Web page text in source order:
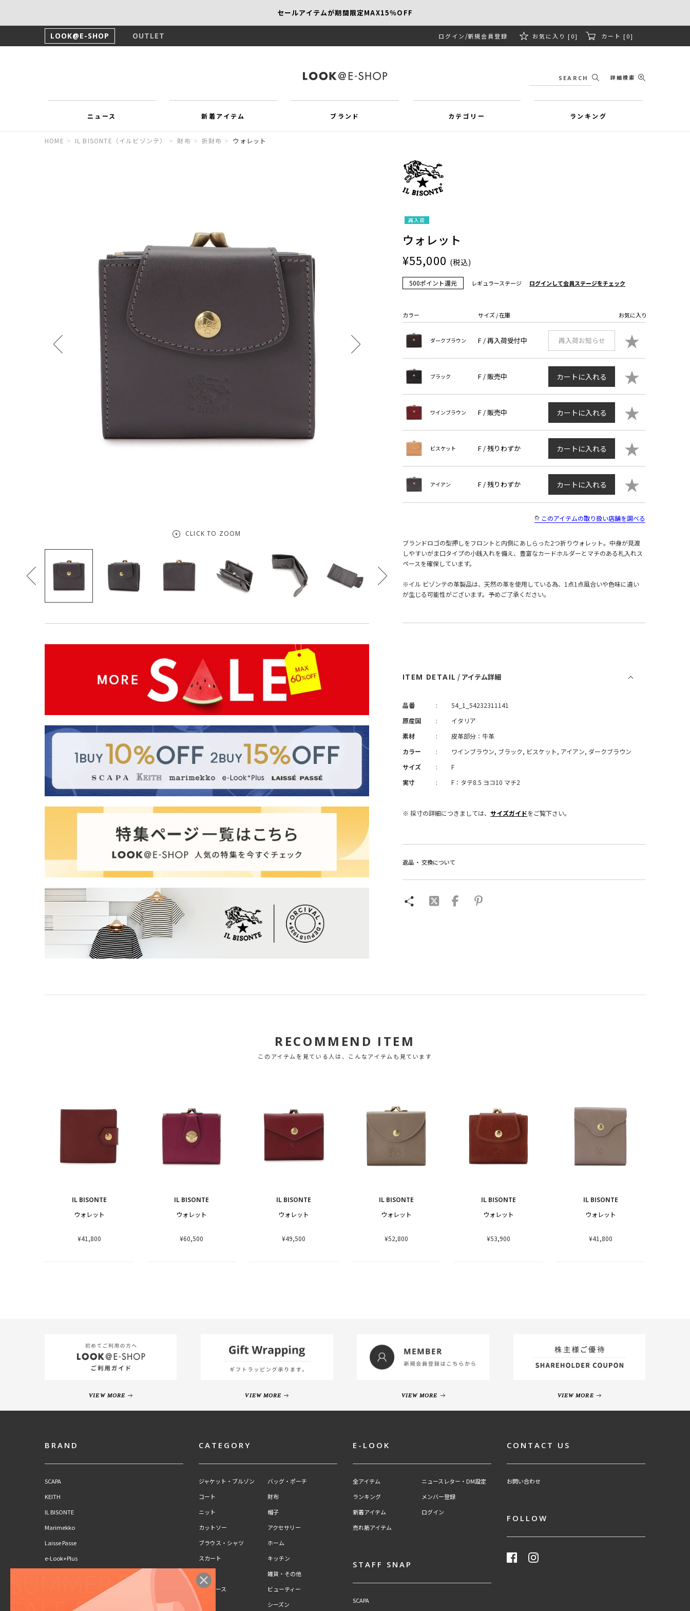
セールアイテムが期間限定MAX15％OFF
LOOK@E-SHOP OUTLET ログイン 新規会員登録 お気に入り [0] カート [0]
詳細検索
ニュース 新着アイテム ブランド カテゴリー ランキング
HOME > IL BISONTE（イルビゾンテ） > 財布 > 折財布 > ウォレット
CLICK TO ZOOM
再入荷
ウォレット
¥55,000 (税込)
500ポイント還元 レギュラーステージ ログインして会員ステージをチェック
カラー サイズ / 在庫 お気に入り
ダークブラウン F /再入荷受付中 再入荷お知らせ ★
ブラック F / 販売中 カートに入れる ★
ワインブラウン F / 販売中 カートに入れる ★
ビスケット F /残りわずか カートに入れる ★
アイアン F /残りわずか カートに入れる ★
このアイテムの取り扱い店舗を調べる
ブランドロゴの型押しをフロントと内側にあしらった2つ折りウォレット。中身が見渡
しやすいがま口タイプの小銭入れを備え、豊富なカードホルダーとマチのある札入れス
ペースを確保しています。
※イル ビゾンテの革製品は、天然の革を使用している為、1点1点風合いや色味に違い
が生じる可能性がございます。予めご了承ください。
ITEM DETAIL / アイテム詳細
品番 :
54_1_54232311141
原産国
:
イタリア
素材
:
皮革部分：牛革
カラー
:
ワインブラウン, ブラック, ビスケット, アイアン, ダークブラウン
サイズ
:
F
実寸
: F：タテ8.5 ヨコ10 マチ2
※ 採寸の詳細につきましては、サイズガイドをご覧下さい。
返品 ・ 交換について
RECOMMEND ITEM
このアイテムを見ている人は、こんなアイテムも見ています
IL BISONTE
ウォレット
¥41,800
IL BISONTE
ウォレット
¥60,500
IL BISONTE
ウォレット
¥49,500
IL BISONTE
ウォレット
¥52,800
IL BISONTE
ウォレット
¥53,900
IL BISONTE
ウォレット
¥41,800
VIEW MORE VIEW MORE VIEW MORE VIEW MORE
BRAND
SCAPA
KEITH
IL BISONTE
Marimekko
Laisse Passe
e-Look+Plus
KEITH Lサイズ
CATEGORY
ジャケット・ブルゾン
コート
ニット
カットソー
ブラウス・シャツ
スカート
パンツ
ワンピース
キッズ
バッグ・ポーチ
財布
帽子
アクセサリー
ホーム
キッチン
雑貨・その他
ビューティー
シーズン
E-LOOK
全アイテム
ランキング
新着アイテム
売れ筋アイテム
ニュースレター・DM設定
メンバー登録
ログイン
CONTACT US
お問い合わせ
FOLLOW
STAFF SNAP
SCAPA